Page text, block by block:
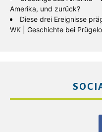
Amerika, und zurück?
Diese drei Ereignisse
WK | Geschichte bei